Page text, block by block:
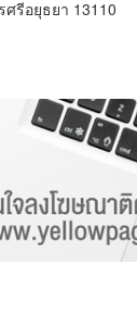
รีอยุธยา 13110